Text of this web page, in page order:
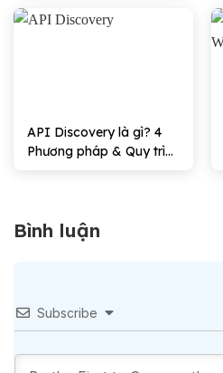
API Discovery là gì? 4
Phương pháp & Quy trình
Bình luận
Subscribe